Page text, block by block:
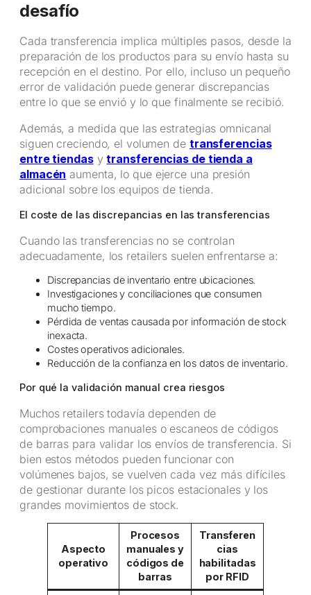
desafío
Cada transferencia implica múltiples pasos, desde la
preparación de los productos para su envío hasta su
recepción en el destino. Por ello, incluso un pequeño
error de validación puede generar discrepancias
entre lo que se envió y lo que finalmente se recibió.
Además, a medida que las estrategias omnicanal
siguen creciendo, el volumen de transferencias
entre tiendasytransferencias de tienda a
almacén aumenta, lo que ejerce una presión
adicional sobre los equipos de tienda.
El coste de las discrepancias en las transferencias
Cuando las transferencias no se controlan
adecuadamente, los retailers suelen enfrentarse a:
Discrepancias de inventario entre ubicaciones.
Investigaciones y conciliaciones que consumen
mucho tiempo.
Pérdida de ventas causada por información de stock
inexacta.
Costes operativos adicionales.
Reducción de la confianza en los datos de inventario.
Por qué la validación manual crea riesgos
Muchos retailers todavía dependen de
comprobaciones manuales o escaneos de códigos
de barras para validar los envíos de transferencia. Si
bien estos métodos pueden funcionar con
volúmenes bajos, se vuelven cada vez más difíciles
de gestionar durante los picos estacionales y los
grandes movimientos de stock.
Aspecto
operativo
Procesos
manuales y
códigos de
barras
Transferen
cias
habilitadas
por RFID